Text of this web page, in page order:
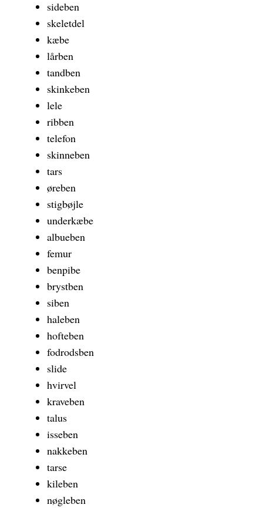
sideben
skeletdel
kæbe
lårben
tandben
skinkeben
lele
ribben
telefon
skinneben
tars
øreben
stigbøjle
underkæbe
albueben
femur
benpibe
brystben
siben
haleben
hofteben
fodrodsben
slide
hvirvel
kraveben
talus
isseben
nakkeben
tarse
kileben
nøgleben